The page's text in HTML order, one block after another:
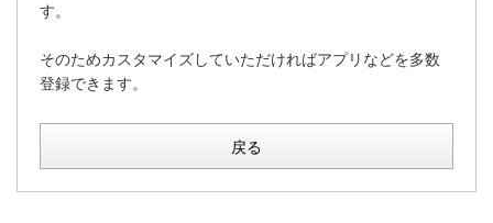
す。
そのためカスタマイズしていただければアプリなどを多数
登録できます。
戻る